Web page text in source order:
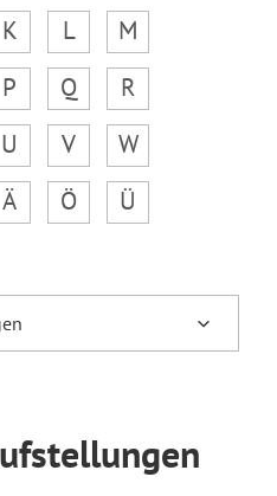
K L
M
P Q
R
U V
W
Ä Ö
Ü